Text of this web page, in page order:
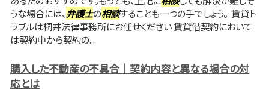
うな場合には、 弁護士の相談することも一つの手でしょう。 賃貸ト
ラブルは桐井法律事務所にお任せください 賃貸借契約において
は契約中から契約の...
購入した不動産の不具合｜契約内容と異なる場合の対
応とは